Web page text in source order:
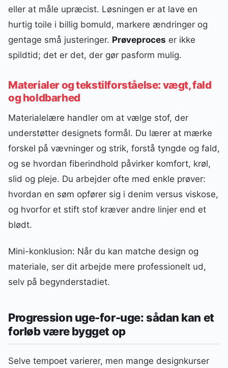
eller at måle upræcist. Løsningen er at lave en
hurtig toile i billig bomuld, markere ændringer og
gentage små justeringer. Prøveproces er ikke
spildtid; det er det, der gør pasform mulig.
Materialer og tekstilforståelse: vægt, fald
og holdbarhed
Materialelære handler om at vælge stof, der
understøtter designets formål. Du lærer at mærke
forskel på vævninger og strik, forstå tyngde og fald,
og se hvordan fiberindhold påvirker komfort, krøl,
slid og pleje. Du arbejder ofte med enkle prøver:
hvordan en søm opfører sig i denim versus viskose,
og hvorfor et stift stof kræver andre linjer end et
blødt.
Mini-konklusion: Når du kan matche design og
materiale, ser dit arbejde mere professionelt ud,
selv på begynderstadiet.
Progression uge-for-uge: sådan kan et
forløb være bygget op
Selve tempoet varierer, men mange designkurser